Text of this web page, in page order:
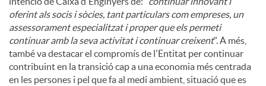
oferint als socis i sòcies, tant particulars com empreses, un
assessorament especialitzat i proper que els permeti
continuar amb la seva activitat i continuar creixent”. A més,
també va destacar el compromís de l'Entitat per continuar
contribuint en la transició cap a una economia més centrada
en les persones i pel que fa al medi ambient, situació que es